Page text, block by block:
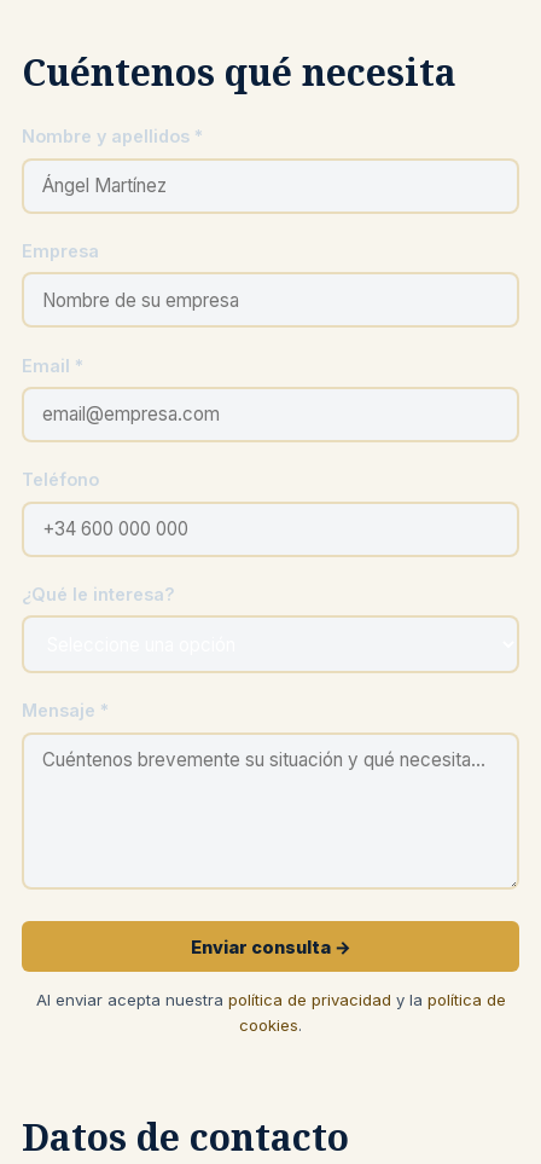
Cuéntenos qué necesita
Nombre y apellidos *
Empresa
Email *
Teléfono
¿Qué le interesa?
Mensaje *
Enviar consulta →
Al enviar acepta nuestra política de privacidad y la política de
cookies.
Datos de contacto